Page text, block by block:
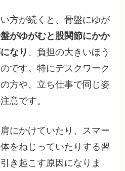
方が続くと、骨盤にゆが
がゆがむと股関節にかか
なり 、負担の大きいほう
です。特にデスクワーク
方や、立ち仕事で同じ姿
意です。
にかけていたり、スマー
をねじっていたりする習
き起こす原因になりま